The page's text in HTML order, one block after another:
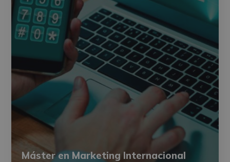
Máster en Marketing Internacional